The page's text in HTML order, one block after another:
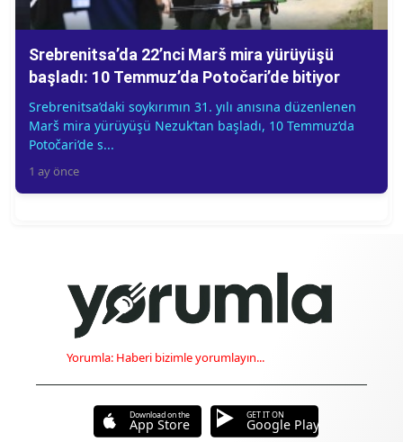
Srebrenitsa’da 22’nci Marš mira yürüyüşü
başladı: 10 Temmuz’da Potočari’de bitiyor
Srebrenitsa’daki soykırımın 31. yılı anısına düzenlenen
Marš mira yürüyüşü Nezuk’tan başladı, 10 Temmuz’da
Potočari’de s...
1 ay önce
Yorumla: Haberi bizimle yorumlayın...
Download on the
App Store
GET IT ON
Google Play